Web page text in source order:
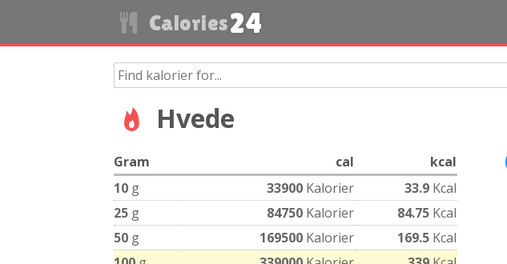
Calories24
Hvede
Gram cal
kcal
10 g 33900 Kalorier 33.9 Kcal
25 g 84750 Kalorier 84.75 Kcal
50 g 169500 Kalorier 169.5 Kcal